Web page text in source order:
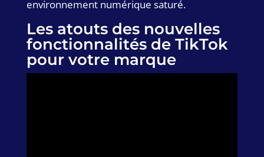
environnement numérique saturé.
Les atouts des nouvelles
fonctionnalités de TikTok
pour votre marque